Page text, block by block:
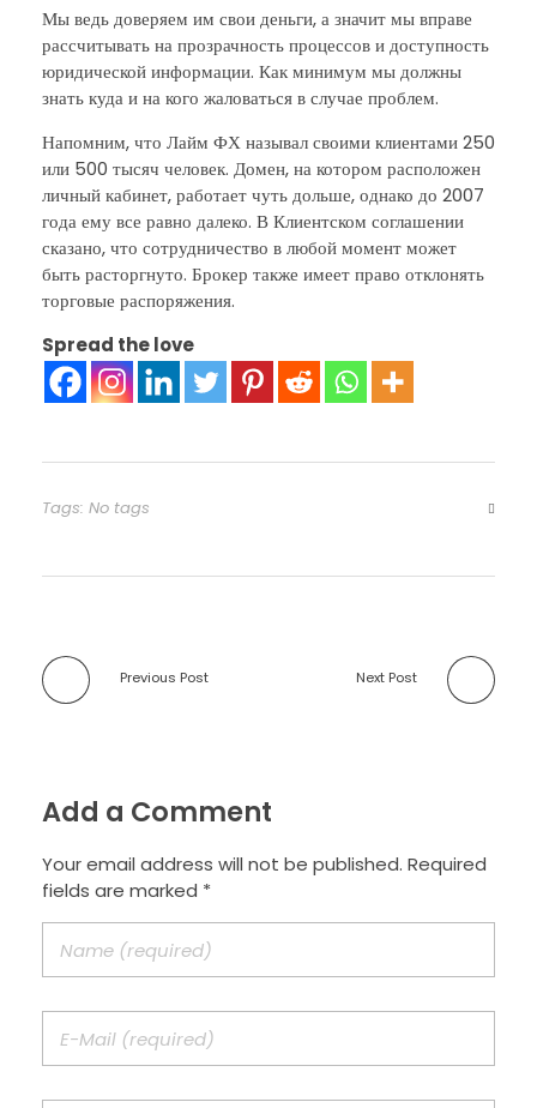
Мы ведь доверяем им свои деньги, а значит мы вправе
рассчитывать на прозрачность процессов и доступность
юридической информации. Как минимум мы должны
знать куда и на кого жаловаться в случае проблем.
Напомним, что Лайм ФХ называл своими клиентами 250
или 500 тысяч человек. Домен, на котором расположен
личный кабинет, работает чуть дольше, однако до 2007
года ему все равно далеко. В Клиентском соглашении
сказано, что сотрудничество в любой момент может
быть расторгнуто. Брокер также имеет право отклонять
торговые распоряжения.
Spread the love
Tags: No tags
Previous Post Next Post
Add a Comment
Your email address will not be published. Required
fields are marked *